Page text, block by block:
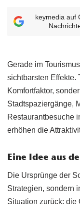
keymedia auf
Gerade im
sichtbarsten Effekte.
Komfortfaktor,
Stadtspaziergänge,
Restaurantbesuche
erhöhen die
Eine Idee aus
Die Ursprünge der
Strategien, sondern
Situation zurück: die